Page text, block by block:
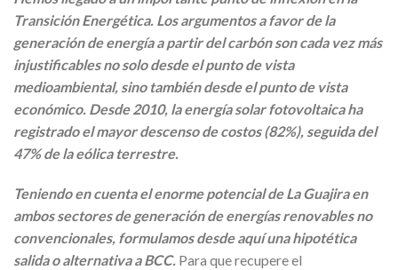
Transición Energética. Los argumentos a favor de la
generación de energía a partir del carbón son cada vez más
injustificables no solo desde el punto de vista
medioambiental, sino también desde el punto de vista
económico. Desde 2010, la energía solar fotovoltaica ha
registrado el mayor descenso de costos (82%), seguida del
47% de la eólica terrestre.
Teniendo en cuenta el enorme potencial de La Guajira en
ambos sectores de generación de energías renovables no
convencionales, formulamos desde aquí una hipotética
salida o alternativa a BCC. Para que recupere el